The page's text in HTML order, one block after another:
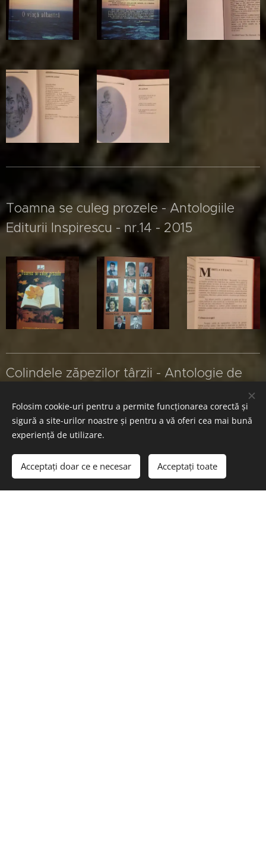
Toamna se culeg prozele - Antologiile
Editurii Inspirescu - nr.14 - 2015
Colindele zăpezilor târzii - Antologie de
2016
Creați un site gratuit! Începeți
Folosim cookie-uri pentru a permite funcționarea corectă și
sigură a site-urilor noastre și pentru a vă oferi cea mai bună
experiență de utilizare.
Acceptați doar ce e necesar Acceptați toate